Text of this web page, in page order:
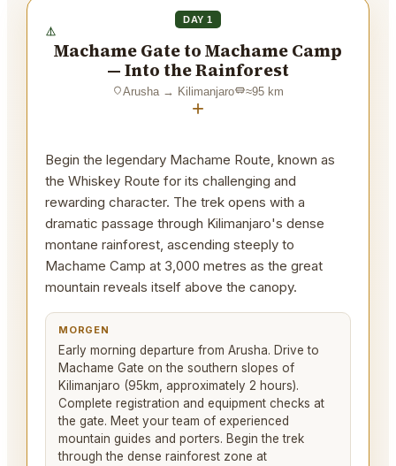
DAY 1
Machame Gate to Machame Camp
— Into the Rainforest
Arusha→ Kilimanjaro ≈95 km
+
Begin the legendary Machame Route, known as
the Whiskey Route for its challenging and
rewarding character. The trek opens with a
dramatic passage through Kilimanjaro's dense
montane rainforest, ascending steeply to
Machame Camp at 3,000 metres as the great
mountain reveals itself above the canopy.
MORGEN
Early morning departure from Arusha. Drive to
Machame Gate on the southern slopes of
Kilimanjaro (95km, approximately 2 hours).
Complete registration and equipment checks at
the gate. Meet your team of experienced
mountain guides and porters. Begin the trek
through the dense rainforest zone at